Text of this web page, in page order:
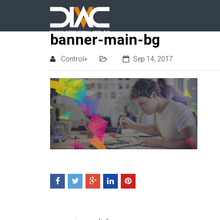
banner-main-bg
Control+ Sep 14, 2017